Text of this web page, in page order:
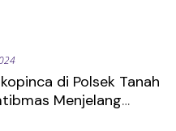
di Polsek Tanah
Menjelang